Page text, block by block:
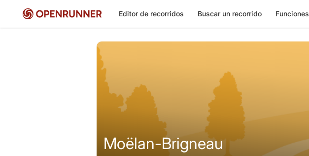
Editor de recorridos Buscar un recorrido Funciones
Moëlan-Brigneau